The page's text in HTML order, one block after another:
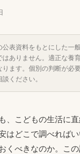
表資料をもとにした一
はありません。適正な養
ります。個別の判断が必
ください。
、こどもの生活に
はどこで調べれば
くべきなのか。こ